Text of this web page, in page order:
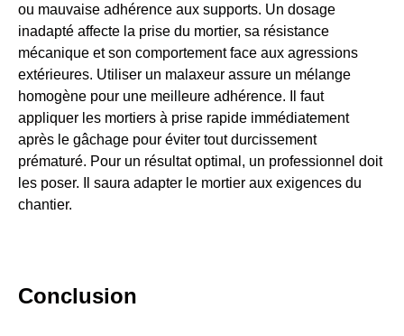
ou mauvaise adhérence aux supports. Un dosage
inadapté affecte la prise du mortier, sa résistance
mécanique et son comportement face aux agressions
extérieures. Utiliser un malaxeur assure un mélange
homogène pour une meilleure adhérence. Il faut
appliquer les mortiers à prise rapide immédiatement
après le gâchage pour éviter tout durcissement
prématuré. Pour un résultat optimal, un professionnel doit
les poser. Il saura adapter le mortier aux exigences du
chantier.
Conclusion